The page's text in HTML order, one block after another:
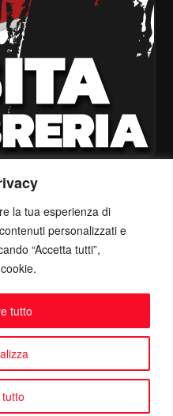
la tua esperienza di
personalizzati e
“Accetta tutti”,
tutto